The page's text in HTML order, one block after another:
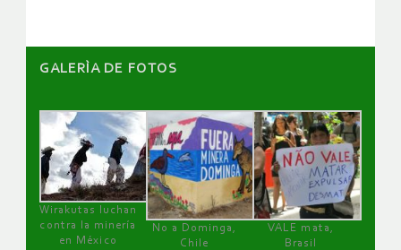
GALERÌA DE FOTOS
Wirakutas luchan
contra la minería
en México
No a Dominga,
Chile
VALE mata,
Brasil